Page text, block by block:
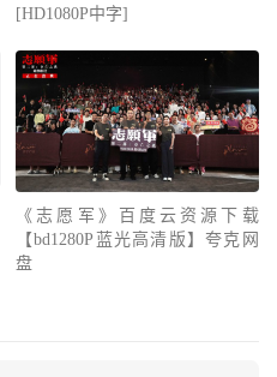
[HD1080P中字]
《志愿军》百度云资源下载
【bd1280P蓝光高清版】夸克网
盘